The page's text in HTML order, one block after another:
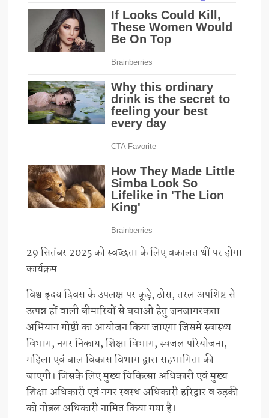
29 सितंबर 2025 को स्वच्छता के लिए वकालत थीं पर होगा
कार्यक्रम
विश्व हृदय दिवस के उपलक्ष पर कूड़े, ठोस, तरल अपशिष्ट से
उत्पन्न हों वाली बीमारियों से बचाओ हेतु जनजागरकता
अभियान गोष्ठी का आयोजन किया जाएगा जिसमें स्वास्थ्य
विभाग, नगर निकाय, शिक्षा विभाग, स्वजल परियोजना,
महिला एवं बाल विकास विभाग द्वारा सहभागिता की
जाएगी। जिसके लिए मुख्य चिकित्सा अधिकारी एवं मुख्य
शिक्षा अधिकारी एवं नगर स्वस्थ अधिकारी हरिद्वार व रुड़की
को नोडल अधिकारी नामित किया गया है।